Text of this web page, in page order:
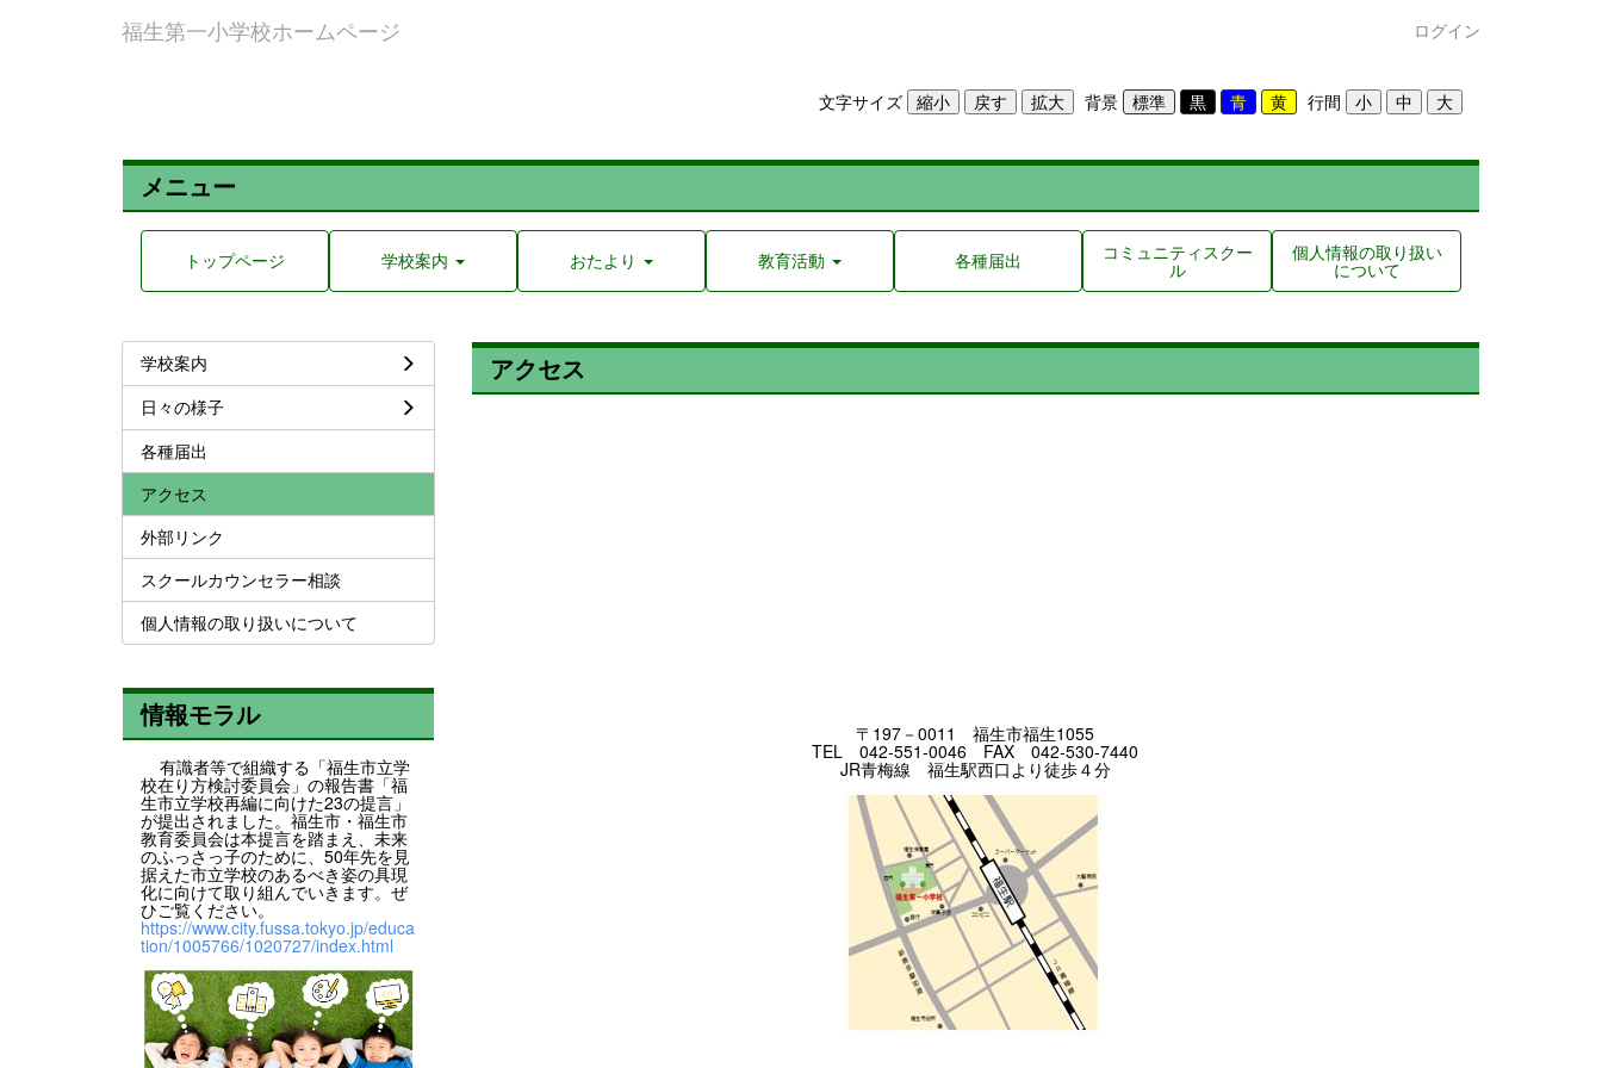
福生第一小学校ホームページ ログイン
文字サイズ 背景 行間
メニュー
トップページ 学校案内 おたより 教育活動 各種届出 コミュニティスクー
ル
個人情報の取り扱い
について
アクセス
〒197－0011 福生市福生1055
TEL 042-551-0046 FAX 042-530-7440
JR青梅線 福生駅西口より徒歩４分
学校案内
日々の様子
各種届出
アクセス
外部リンク
スクールカウンセラー相談
個人情報の取り扱いについて
情報モラル
有識者等で組織する「福生市立学
校在り方検討委員会」の報告書「福
生市立学校再編に向けた23の提言」
が提出されました。福生市・福生市
教育委員会は本提言を踏まえ、未来
のふっさっ子のために、50年先を見
据えた市立学校のあるべき姿の具現
化に向けて取り組んでいきます。ぜ
ひご覧ください。
https://www.city.fussa.tokyo.jp/educa
tion/1005766/1020727/index.html